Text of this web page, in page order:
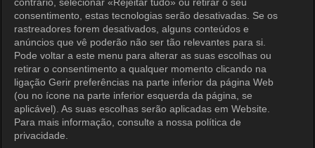
consentimento, estas tecnologias serão desativadas. Se os
rastreadores forem desativados, alguns conteúdos e
anúncios que vê poderão não ser tão relevantes para si.
Pode voltar a este menu para alterar as suas escolhas ou
retirar o consentimento a qualquer momento clicando na
ligação Gerir preferências na parte inferior da página Web
(ou no ícone na parte inferior esquerda da página, se
aplicável). As suas escolhas serão aplicadas em Website.
Para mais informação, consulte a nossa política de
privacidade.